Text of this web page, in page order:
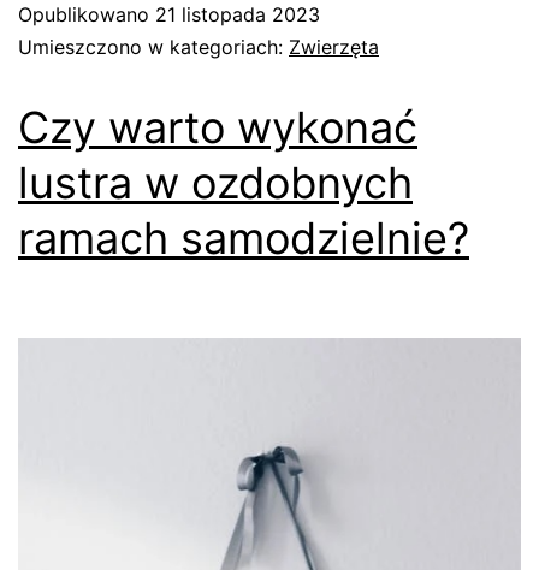
Opublikowano 21 listopada 2023
Umieszczono w kategoriach: Zwierzęta
Czy warto wykonać
lustra w ozdobnych
ramach samodzielnie?